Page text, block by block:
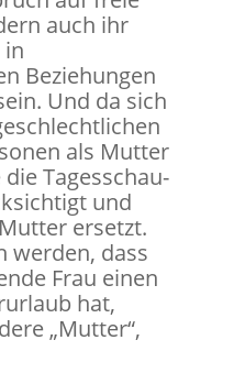
auch ihr
in
Beziehungen
Und da sich
als Mutter
Tagesschau-
und
ersetzt.
werden, dass
Frau einen
hat,
„Mutter“,